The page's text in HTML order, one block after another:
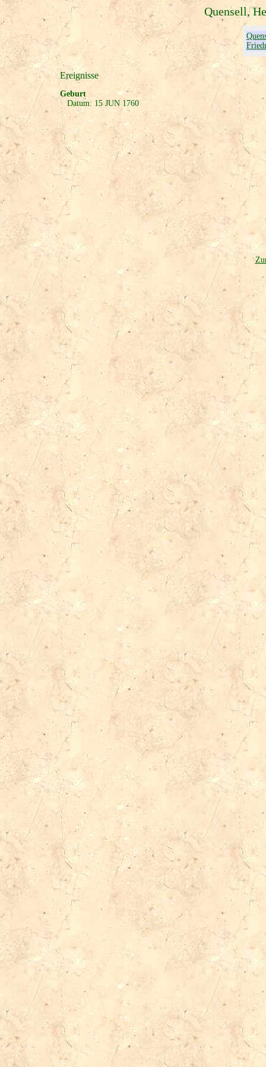
Quensell,
Ereignisse
Geburt
Datum: 15 JUN 1760